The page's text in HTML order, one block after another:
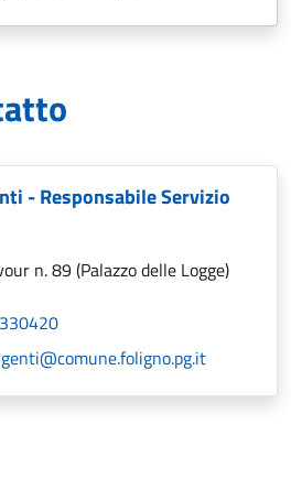
- Responsabile Servizio
n. 89 (Palazzo delle Logge)